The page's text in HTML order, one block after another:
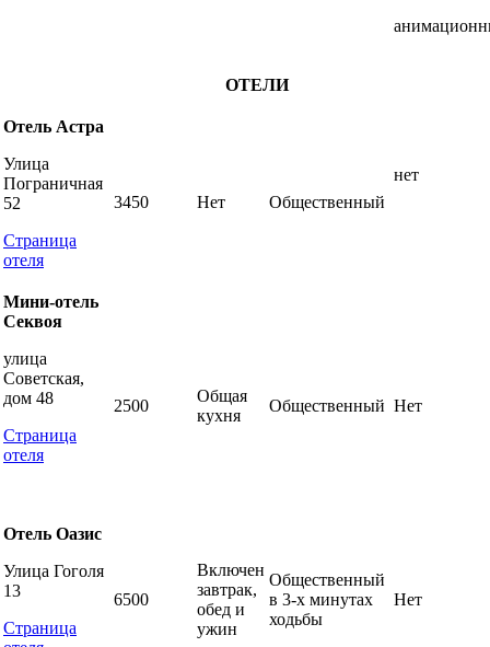
ОТЕЛИ
Отель Астра
Улица
Пограничная
52
Страница
отеля
3450 Нет Общественный
нет
Мини-отель
Секвоя
улица
Советская,
дом 48
Страница
отеля
2500
Общая
кухня
Общественный Нет
Отель Оазис
Улица Гоголя
13
Страница
6500
Включен
завтрак,
обед и
ужин
Общественный
в 3-х минутах
ходьбы
Нет